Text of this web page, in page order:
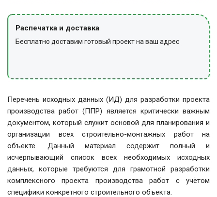
Распечатка и доставка
Бесплатно доставим готовый проект на ваш адрес
Перечень исходных данных (ИД) для разработки проекта
производства работ (ППР) является критически важным
документом, который служит основой для планирования и
организации всех строительно-монтажных работ на
объекте. Данный материал содержит полный и
исчерпывающий список всех необходимых исходных
данных, которые требуются для грамотной разработки
комплексного проекта производства работ с учётом
специфики конкретного строительного объекта.